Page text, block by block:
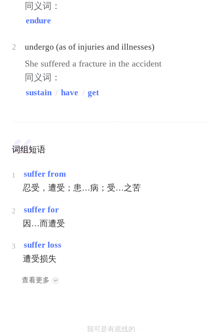
同义词：
endure
2 undergo (as of injuries and illnesses)
She suffered a fracture in the accident
同义词：
sustain / have / get
词组短语
1
suffer from
忍受，遭受；患…病；受…之苦
2
suffer for
因…而遭受
3
suffer loss
遭受损失
查看更多
· 我可是有底线的 ·